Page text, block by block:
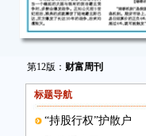
第12版： 财富周刊
标题导航
“持股行权”护散户